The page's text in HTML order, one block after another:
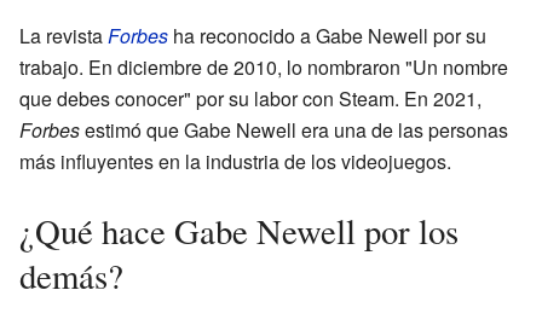
La revistaForbes ha reconocido a Gabe Newell por su
trabajo. En diciembre de 2010, lo nombraron "Un nombre
que debes conocer" por su labor con Steam. En 2021,
Forbesestimó que Gabe Newell era una de las personas
más influyentes en la industria de los videojuegos.
¿Qué hace Gabe Newell por los
demás?